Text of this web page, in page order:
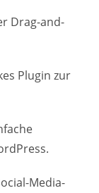
Drag-and-
Plugin zur
Media-